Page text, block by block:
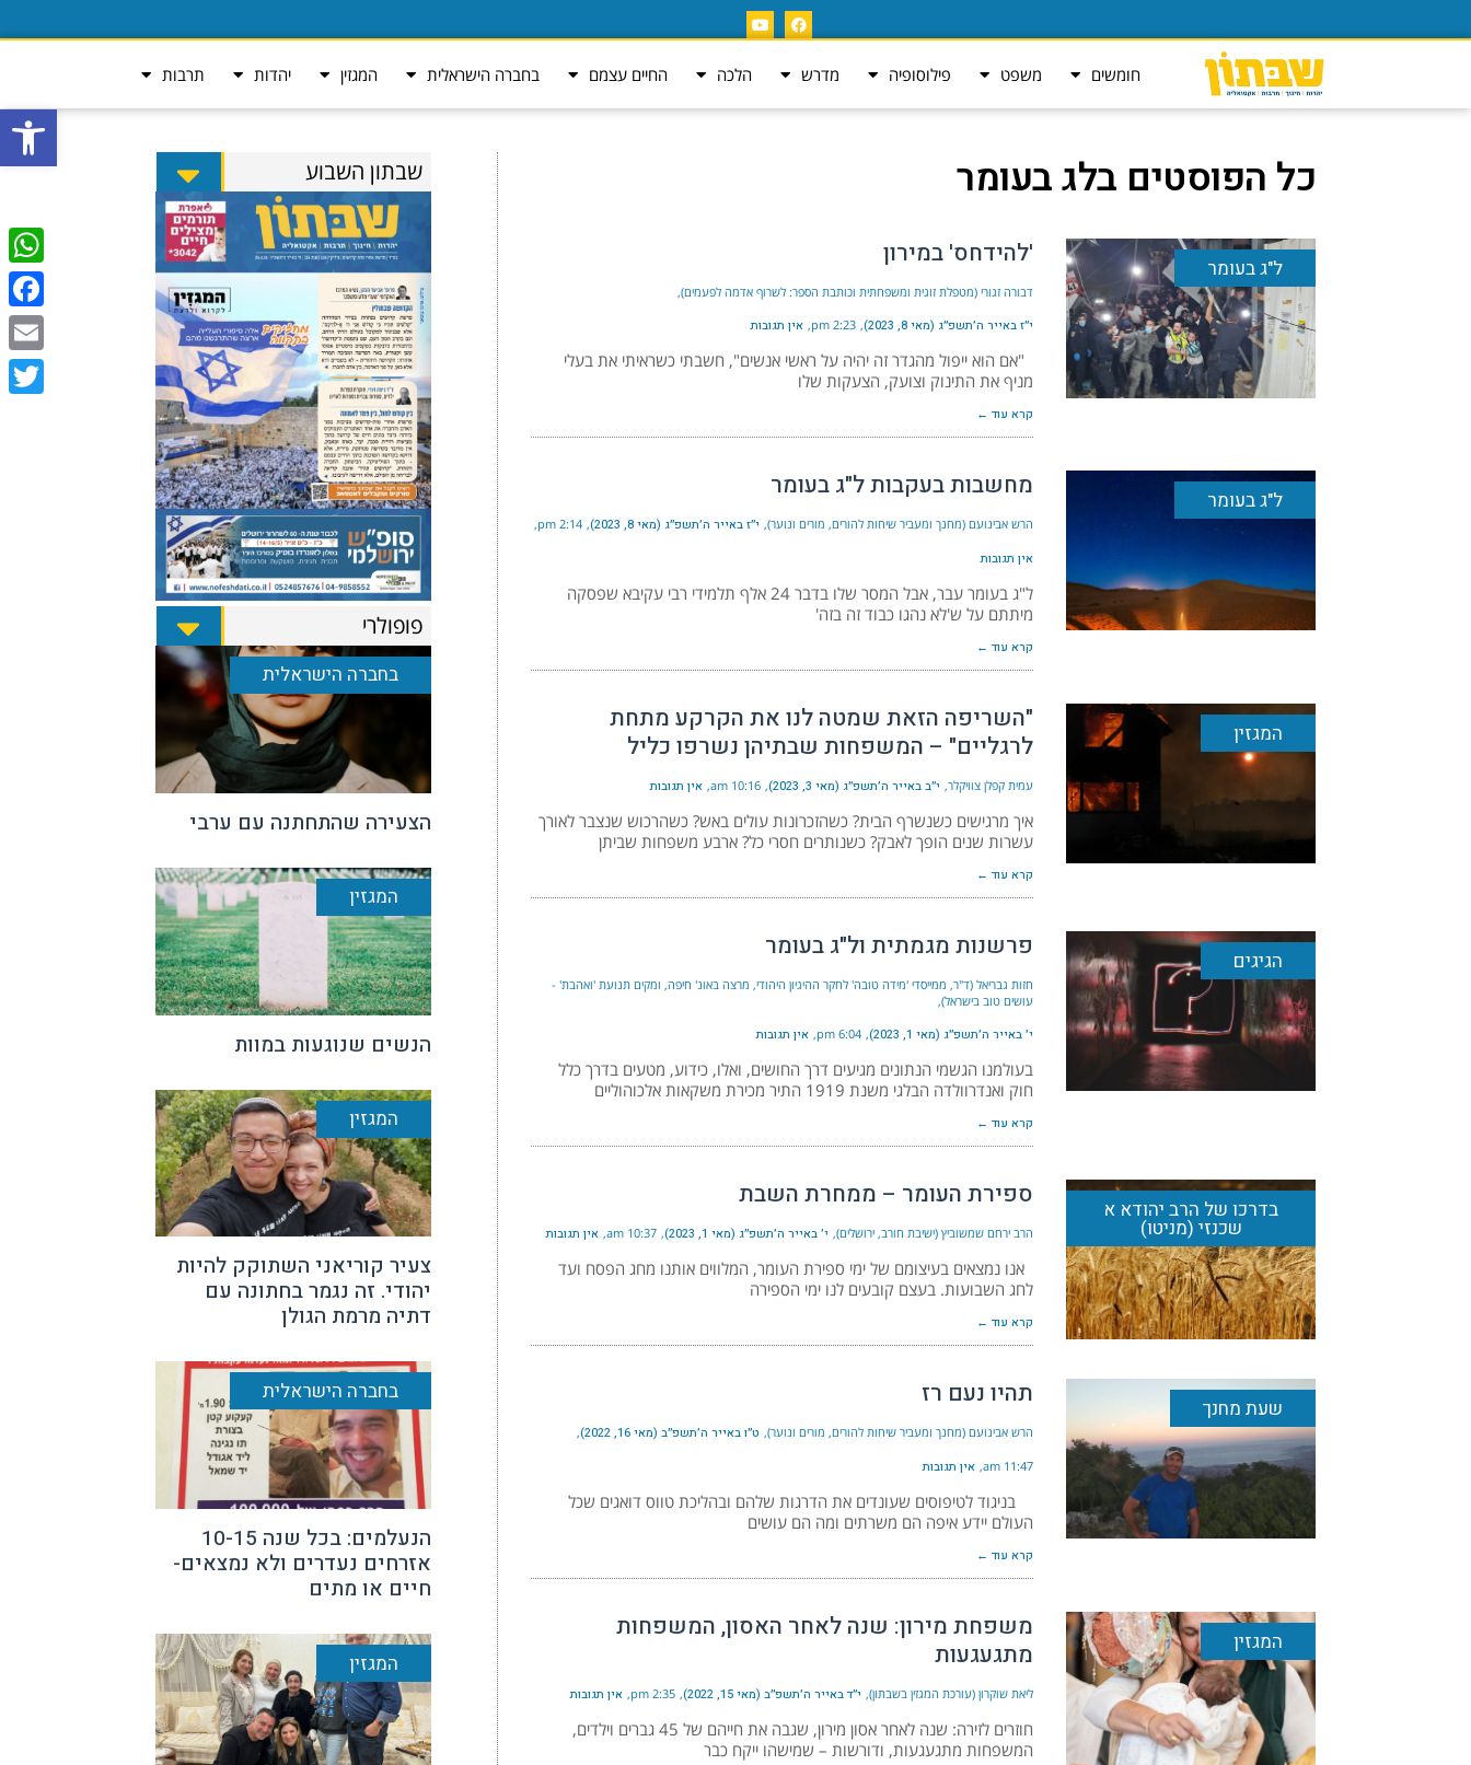
פתח
חומשים משפט פילוסופיה מדרש הלכה החיים עצמם בחברה הישראלית המגזין יהדות תרבות
כל הפוסטים בלג בעומר
ל"ג בעומר 'להידחס' במירון
דבורה זגורי (מטפלת זוגית ומשפחתית וכותבת הספר: לשרוף אדמה לפעמים)
י״ז באייר ה׳תשפ״ג (מאי 8, 2023) 2:23 pm אין תגובות
"אם הוא ייפול מהגדר זה יהיה על ראשי אנשים", חשבתי כשראיתי את בעלי
מניף את התינוק וצועק, הצעקות שלו
קרא עוד ←
ל"ג בעומר מחשבות בעקבות ל"ג בעומר
הרש אבינועם (מחנך ומעביר שיחות להורים, מורים ונוער) י״ז באייר ה׳תשפ״ג (מאי 8, 2023) 2:14 pm
אין תגובות
ל"ג בעומר עבר, אבל המסר שלו בדבר 24 אלף תלמידי רבי עקיבא שפסקה
מיתתם על ש'לא נהגו כבוד זה בזה'
קרא עוד ←
המגזין
"השריפה הזאת שמטה לנו את הקרקע מתחת
לרגליים" – המשפחות שבתיהן נשרפו כליל
עמית קפלן צוויקלר י״ב באייר ה׳תשפ״ג (מאי 3, 2023) 10:16 am אין תגובות
איך מרגישים כשנשרף הבית? כשהזכרונות עולים באש? כשהרכוש שנצבר לאורך
עשרות שנים הופך לאבק? כשנותרים חסרי כל? ארבע משפחות שביתן
קרא עוד ←
הגיגים פרשנות מגמתית ול"ג בעומר
חזות גבריאל (ד"ר, ממייסדי 'מידה טובה' לחקר ההיגיון היהודי, מרצה באונ' חיפה, ומקים תנועת 'ואהבת' -
עושים טוב בישראל)
י׳ באייר ה׳תשפ״ג (מאי 1, 2023) 6:04 pm אין תגובות
בעולמנו הגשמי הנתונים מגיעים דרך החושים, ואלו, כידוע, מטעים בדרך כלל
חוק ואנדרוולדה הבלגי משנת 1919 התיר מכירת משקאות אלכוהוליים
קרא עוד ←
בדרכו של הרב יהודא א
שכנזי (מניטו)
ספירת העומר – ממחרת השבת
הרב ירחם שמשוביץ (ישיבת חורב, ירושלים) י׳ באייר ה׳תשפ״ג (מאי 1, 2023) 10:37 am אין תגובות
אנו נמצאים בעיצומם של ימי ספירת העומר, המלווים אותנו מחג הפסח ועד
לחג השבועות. בעצם קובעים לנו ימי הספירה
קרא עוד ←
שעת מחנך תהיו נעם רז
הרש אבינועם (מחנך ומעביר שיחות להורים, מורים ונוער) ט״ו באייר ה׳תשפ״ב (מאי 16, 2022)
11:47 am אין תגובות
בניגוד לטיפוסים שעונדים את הדרגות שלהם ובהליכת טווס דואגים שכל
העולם יידע איפה הם משרתים ומה הם עושים
קרא עוד ←
המגזין
משפחת מירון: שנה לאחר האסון, המשפחות
מתגעגעות
ליאת שוקרון (עורכת המגזין בשבתון) י״ד באייר ה׳תשפ״ב (מאי 15, 2022) 2:35 pm אין תגובות
חוזרים לזירה: שנה לאחר אסון מירון, שגבה את חייהם של 45 גברים וילדים,
המשפחות מתגעגעות, ודורשות – שמישהו ייקח כבר
שבתון השבוע
פופולרי
בחברה הישראלית
הצעירה שהתחתנה עם ערבי
המגזין
הנשים שנוגעות במוות
המגזין
צעיר קוריאני השתוקק להיות
יהודי. זה נגמר בחתונה עם
דתיה מרמת הגולן
בחברה הישראלית
הנעלמים: בכל שנה 10-15
אזרחים נעדרים ולא נמצאים-
חיים או מתים
המגזין
Email